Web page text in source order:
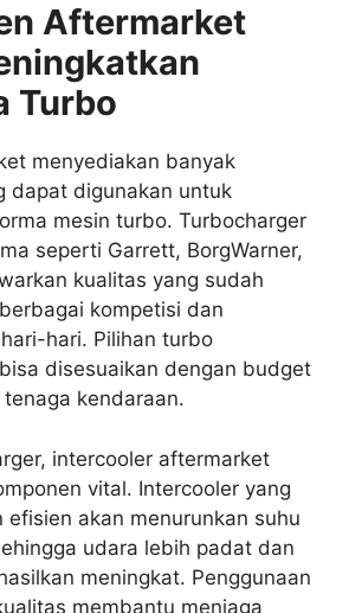
Aftermarket
Turbo
menyediakan banyak
dapat digunakan untuk
mesin turbo. Turbocharger
seperti Garrett, BorgWarner,
kualitas yang sudah
kompetisi dan
hari. Pilihan turbo
disesuaikan dengan budget
kendaraan.
intercooler aftermarket
vital. Intercooler yang
efisien akan menurunkan suhu
udara lebih padat dan
meningkat. Penggunaan
membantu menjaga